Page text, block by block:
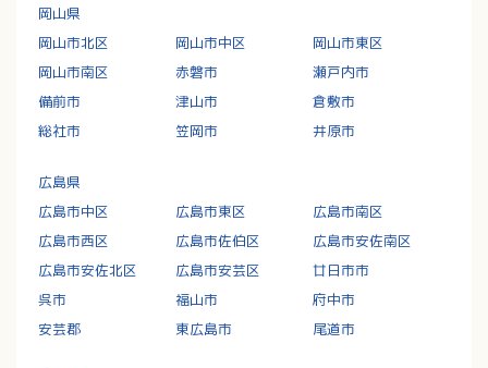
岡山県
岡山市北区
岡山市中区
岡山市東区
岡山市南区
赤磐市
瀬戸内市
備前市
津山市
倉敷市
総社市
笠岡市 井原市
広島県
広島市中区
広島市東区
広島市南区
広島市西区
広島市佐伯区
広島市安佐南区
広島市安佐北区
広島市安芸区
廿日市市
呉市
福山市
府中市
安芸郡
東広島市 尾道市